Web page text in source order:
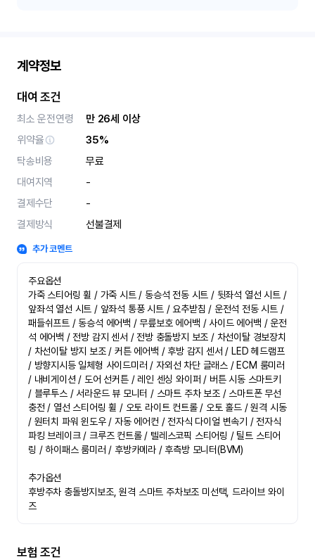
계약정보
대여 조건
최소 운전연령
만 26세 이상
위약율
35%
탁송비용
무료
대여지역
-
결제수단
-
결제방식
선불결제
추가 코멘트
주요옵션
가죽 스티어링 휠 / 가죽 시트 / 동승석 전동 시트 / 뒷좌석 열선 시트 /
앞좌석 열선 시트 / 앞좌석 통풍 시트 / 요추받침 / 운전석 전동 시트 /
패들쉬프트 / 동승석 에어백 / 무릎보호 에어백 / 사이드 에어백 / 운전
석 에어백 / 전방 감지 센서 / 전방 충돌방지 보조 / 차선이탈 경보장치
/ 차선이탈 방지 보조 / 커튼 에어백 / 후방 감지 센서 / LED 헤드램프
/ 방향지시등 일체형 사이드미러 / 자외선 차단 글래스 / ECM 룸미러
/ 내비게이션 / 도어 선커튼 / 레인 센싱 와이퍼 / 버튼 시동 스마트키
/ 블루투스 / 서라운드 뷰 모니터 / 스마트 주차 보조 / 스마트폰 무선
충전 / 열선 스티어링 휠 / 오토 라이트 컨트롤 / 오토 홀드 / 원격 시동
/ 원터치 파워 윈도우 / 자동 에어컨 / 전자식 다이얼 변속기 / 전자식
파킹 브레이크 / 크루즈 컨트롤 / 텔레스코픽 스티어링 / 틸트 스티어
링 / 하이패스 룸미러 / 후방카메라 / 후측방 모니터(BVM)
추가옵션
후방주차 충돌방지보조, 원격 스마트 주차보조 미선택, 드라이브 와이
즈
보험 조건